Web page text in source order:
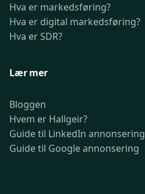
Hva er markedsføring?
Hva er digital markedsføring?
Hva er SDR?
Lær mer
Bloggen
Hvem er Hallgeir?
Guide til LinkedIn annonsering
Guide til Google annonsering